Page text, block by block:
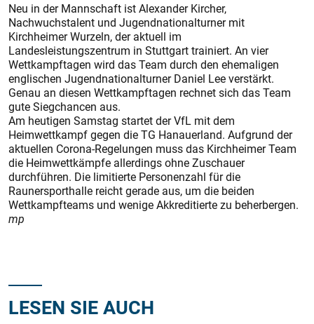
Neu in der Mannschaft ist Alexander Kircher,
Nachwuchstalent und Jugendnationalturner mit
Kirchheimer Wurzeln, der aktuell im
Landesleistungszentrum in Stuttgart trainiert. An vier
Wettkampftagen wird das Team durch den ehemaligen
englischen Jugendnationalturner Daniel Lee verstärkt.
Genau an diesen Wettkampftagen rechnet sich das Team
gute Siegchancen aus.
Am heutigen Samstag startet der VfL mit dem
Heimwettkampf gegen die TG Hanauerland. Aufgrund der
aktuellen Corona-Regelungen muss das Kirchheimer Team
die Heimwettkämpfe allerdings ohne Zuschauer
durchführen. Die limitierte Personenzahl für die
Raunersporthalle reicht gerade aus, um die beiden
Wettkampfteams und wenige Akkreditierte zu beherbergen.
mp
LESEN SIE AUCH